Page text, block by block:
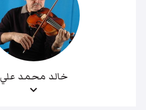
خالد محمد علي